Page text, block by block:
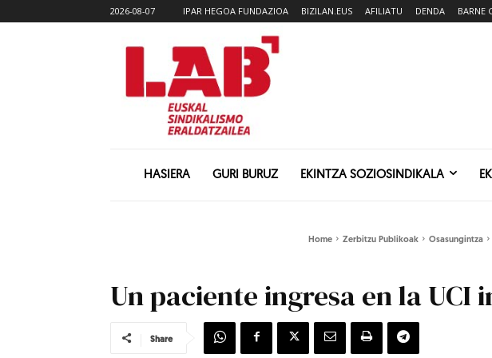
2026-08-07 IPAR HEGOA FUNDAZIOA BIZILAN.EUS AFILIATU DENDA BARNE
HASIERA GURI BURUZ EKINTZA SOZIOSINDIKALA
Home Zerbitzu Publikoak Osasungintza
Un paciente ingresa en la
Share